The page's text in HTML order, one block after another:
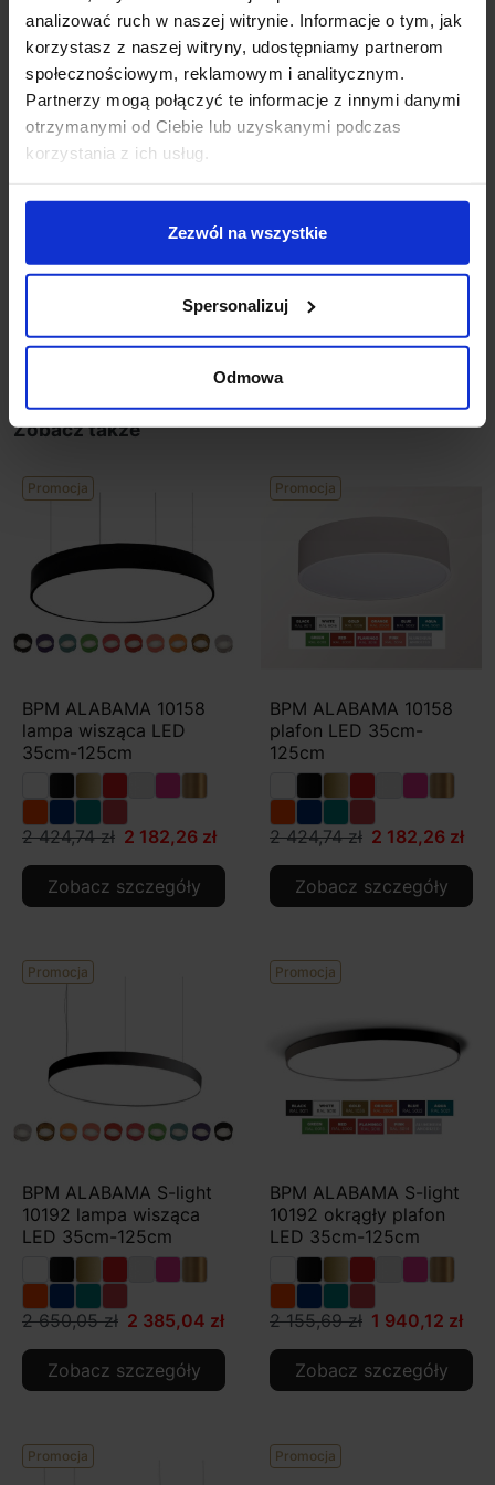
analizować ruch w naszej witrynie. Informacje o tym, jak
korzystasz z naszej witryny, udostępniamy partnerom
społecznościowym, reklamowym i analitycznym.
Partnerzy mogą połączyć te informacje z innymi danymi
otrzymanymi od Ciebie lub uzyskanymi podczas
korzystania z ich usług.
Zezwól na wszystkie
Spersonalizuj
Odmowa
Informacje dodatkowe:
LED i zasilacz w komplecie
Możliwość wykonania lampy w wersji ściemnianej w
opcji 1.10V, DALI, PUSH za dodatkową opłatą.
Prosimy wówczas o kontakt e-mail
Produkt przygotowywany na indywidualne
zamówienie. Zgodnie z regulaminem sklepu, tego
typu towar nie podlega zwrotowi
Szczegóły produktu
Zobacz także
Promocja
BPM ALABAMA 10158
lampa wisząca LED
35cm-125cm
2 424,74 zł 2 182,26 zł
Zobacz szczegóły
Promocja
BPM ALABAMA 10158
plafon LED 35cm-
125cm
2 424,74 zł 2 182,26 zł
Zobacz szczegóły
Promocja
BPM ALABAMA S-light
10192 lampa wisząca
LED 35cm-125cm
2 650,05 zł 2 385,04 zł
Zobacz szczegóły
Promocja
BPM ALABAMA S-light
10192 okrągły plafon
LED 35cm-125cm
2 155,69 zł 1 940,12 zł
Zobacz szczegóły
Promocja Promocja